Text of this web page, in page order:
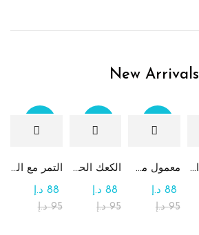
New Arrivals
المعمول التقليدي بالتمر معمول من القمح الكامل بدون سكر
95 د.إ
88 د.إ
الكعك الحساوي بالتمر
95 د.إ
88 د.إ
التمر مع الطحينة (التمريه)
95 د.إ
88 د.إ